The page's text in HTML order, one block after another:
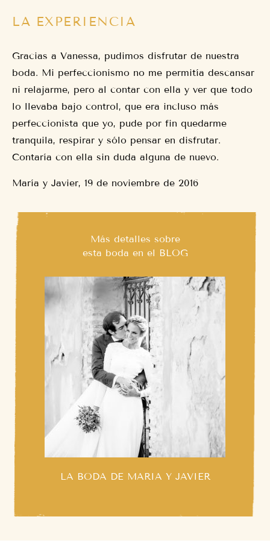
LA EXPERIENCIA
Gracias a Vanessa, pudimos disfrutar de nuestra
boda. Mi perfeccionismo no me permitía descansar
ni relajarme, pero al contar con ella y ver que todo
lo llevaba bajo control, que era incluso más
perfeccionista que yo, pude por fin quedarme
tranquila, respirar y sólo pensar en disfrutar.
Contaría con ella sin duda alguna de nuevo.
María y Javier, 19 de noviembre de 2016
Más detalles sobre
esta boda en el BLOG
LA BODA DE MARIA Y JAVIER